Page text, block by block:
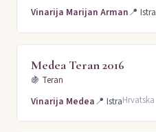
Vinarija Marijan Arman📍 Istra
Medea Teran 2016
🍇 Teran
Vinarija Medea📍 IstraHrvatska